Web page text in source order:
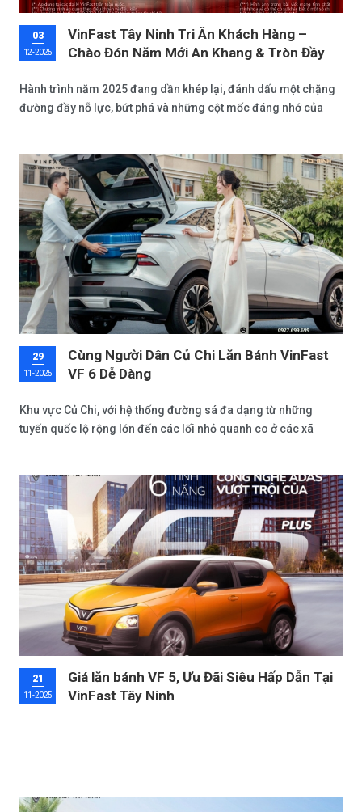
03
12-2025
VinFast Tây Ninh Tri Ân Khách Hàng –
Chào Đón Năm Mới An Khang & Tròn Đầy
Hành trình năm 2025 đang dần khép lại, đánh dấu một chặng
đường đầy nỗ lực, bứt phá và những cột mốc đáng nhớ của
ngừng hoàn thiện, mang đến những sản phẩm và trải nghiệm
tốt hơn cho cộng đồng.
29
11-2025
Cùng Người Dân Củ Chi Lăn Bánh VinFast
VF 6 Dễ Dàng
Khu vực Củ Chi, với hệ thống đường sá đa dạng từ những
tuyến quốc lộ rộng lớn đến các lối nhỏ quanh co ở các xã
C chính là giải pháp lý tưởng, mang đến sự kết hợp hoàn hảo
giữa thiết kế hiện đại và hiệu suất vượt trội.
21
11-2025
Giá lăn bánh VF 5, Ưu Đãi Siêu Hấp Dẫn Tại
VinFast Tây Ninh